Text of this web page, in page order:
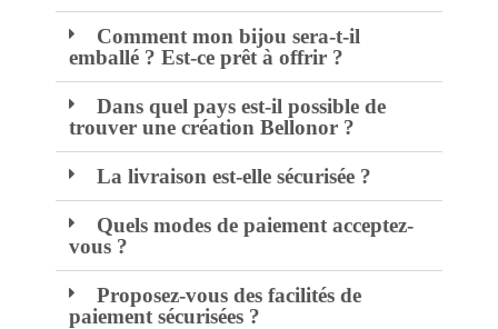
Comment mon bijou sera-t-il
emballé ? Est-ce prêt à offrir ?
Dans quel pays est-il possible de
trouver une création Bellonor ?
La livraison est-elle sécurisée ?
Quels modes de paiement acceptez-
vous ?
Proposez-vous des facilités de
paiement sécurisées ?